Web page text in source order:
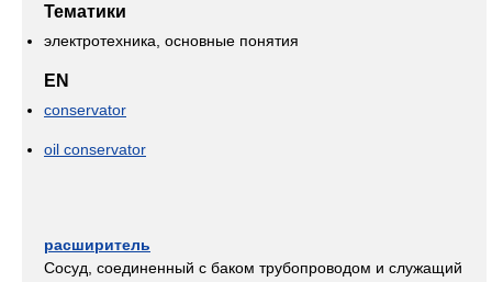
Тематики
электротехника, основные понятия
EN
conservator
oil conservator
расширитель
Сосуд, соединенный с баком трубопроводом и служащий